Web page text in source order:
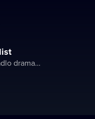
Akademické divadlo dramatu Lesji Ukrajinky